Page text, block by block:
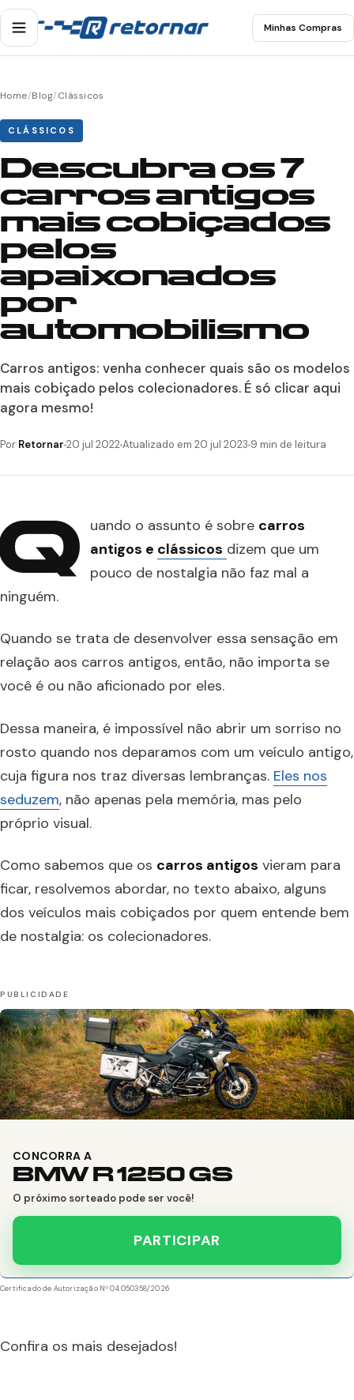
Minhas Compras
Home/Blog/Clássicos
CLÁSSICOS
Descubra os 7
carros antigos
mais cobiçados
pelos
apaixonados
por
automobilismo
Carros antigos: venha conhecer quais são os modelos
mais cobiçado pelos colecionadores. É só clicar aqui
agora mesmo!
Por Retornar 20 jul 2022Atualizado em 20 jul 2023 9 min de leitura
uando o assunto é sobre carros
antigos e clássicos dizem que um
pouco de nostalgia não faz mal a
ninguém.
Quando se trata de desenvolver essa sensação em
relação aos carros antigos, então, não importa se
você é ou não aficionado por eles.
Dessa maneira, é impossível não abrir um sorriso no
rosto quando nos deparamos com um veículo antigo,
cuja figura nos traz diversas lembranças. Eles nos
seduzem, não apenas pela memória, mas pelo
próprio visual.
Como sabemos que os carros antigos vieram para
ficar, resolvemos abordar, no texto abaixo, alguns
dos veículos mais cobiçados por quem entende bem
de nostalgia: os colecionadores.
CONCORRA A
BMW R 1250 GS
O próximo sorteado pode ser você!
PARTICIPAR
Certificado de Autorização Nº 04.050358/2026
Confira os mais desejados!